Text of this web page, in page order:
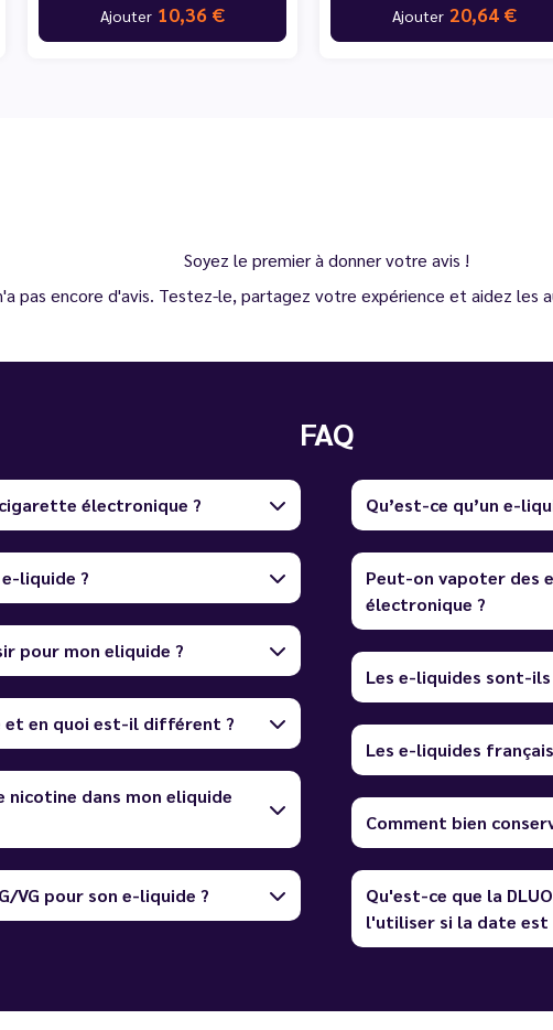
Ajouter 10,36 € Ajouter 20,64 €
Soyez le premier à donner votre avis !
pas encore d'avis. Testez-le, partagez votre expérience et aidez les
FAQ
électronique ?
liquide ?
pour mon eliquide ?
et en quoi est-il différent ?
dans mon eliquide
VG pour son e-liquide ?
Qu’est-ce qu’un e-
Peut-on vapoter des
électronique ?
Les e-liquides sont-
Les e-liquides
Comment bien
Qu'est-ce que la
l'utiliser si la date est